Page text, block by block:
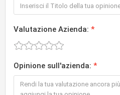
Valutazione Azienda:
Opinione sull'azienda: